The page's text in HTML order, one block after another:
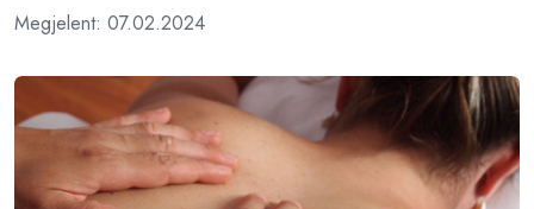
Megjelent: 07.02.2024